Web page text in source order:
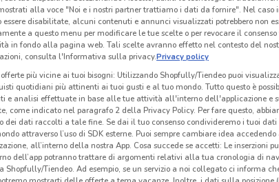
alla voce "Noi e i nostri partner trattiamo i dati da fornire". Nel caso
essere disabilitate, alcuni contenuti e annunci visualizzati potrebbero non
a questo menu per modificare le tue scelte o per revocare il
in fondo alla pagina web. Tali scelte avranno effetto nel contesto del
consulta l'Informativa sulla privacy.Privacy policy
più vicine ai tuoi bisogni: Utilizzando Shopfully/Tiendeo puoi
quotidiani più attinenti ai tuoi gusti e al tuo mondo. Tutto questo è
e analisi effettuate in base alle tue attività all'interno dell'applicazione e
come indicato nel paragrafo 2 della Privacy Policy. Per fare questo,
dei dati raccolti a tale fine. Se dai il tuo consenso condivideremo i tuoi dati
attraverso l’uso di SDK esterne. Puoi sempre cambiare idea accedendo
all’interno della nostra App. Cosa succede se accetti: Le inserzioni
dell’app potranno trattare di argomenti relativi alla tua cronologia di
Shopfully/Tiendeo. Ad esempio, se un servizio a noi collegato ci informa